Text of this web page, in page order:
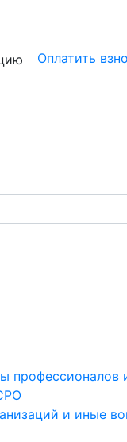
Оплатить
и иные